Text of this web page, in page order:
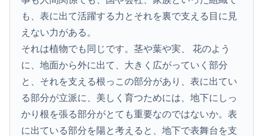
も、表に出て活躍する力とそれを裏で支える目に見
えない力がある。
それは植物でも同じです。茎や葉や実、 花のよう
に、地面から外に出て、大きく広がっていく部分
と、それを支える根っこの部分があり、表に出てい
る部分が立派に、美しく育つためには、地下にしっ
かり根を張る部分がとても重要なのではないか。表
に出ている部分を陽と考えると、地下で表舞台を支